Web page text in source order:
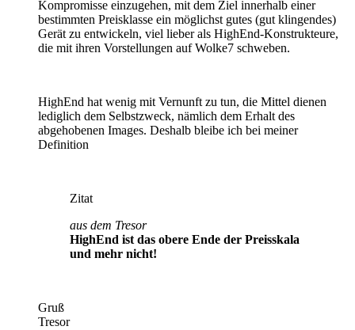
Kompromisse einzugehen, mit dem Ziel innerhalb einer
bestimmten Preisklasse ein möglichst gutes (gut klingendes)
Gerät zu entwickeln, viel lieber als HighEnd-Konstrukteure,
die mit ihren Vorstellungen auf Wolke7 schweben.
HighEnd hat wenig mit Vernunft zu tun, die Mittel dienen
lediglich dem Selbstzweck, nämlich dem Erhalt des
abgehobenen Images. Deshalb bleibe ich bei meiner
Definition
Zitat
aus dem Tresor
HighEnd ist das obere Ende der Preisskala
und mehr nicht!
Gruß
Tresor